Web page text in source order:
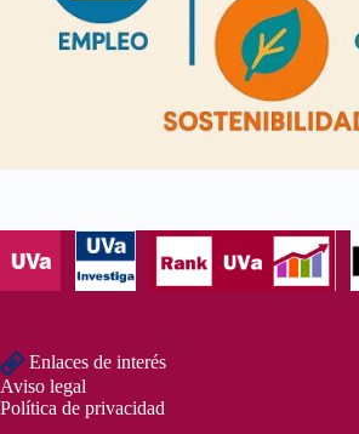
Enlaces de interés
Aviso legal
Política de privacidad